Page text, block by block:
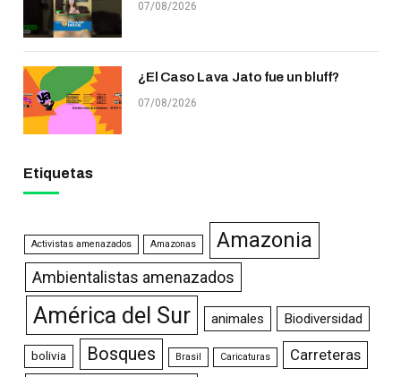
07/08/2026
¿El Caso Lava Jato fue un bluff?
07/08/2026
Etiquetas
Activistas amenazados Amazonas Amazonia
Ambientalistas amenazados
América del Sur animales Biodiversidad
bolivia Bosques Brasil Caricaturas Carreteras